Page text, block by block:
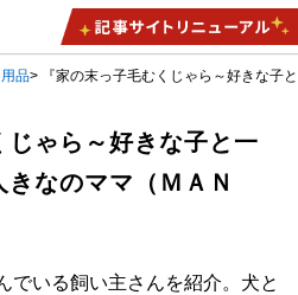
品> 『家の末っ子毛むくじゃら～好きな子
じゃら～好きな子と一
なのママ（ＭＡＮ
でいる飼い主さんを紹介。犬と